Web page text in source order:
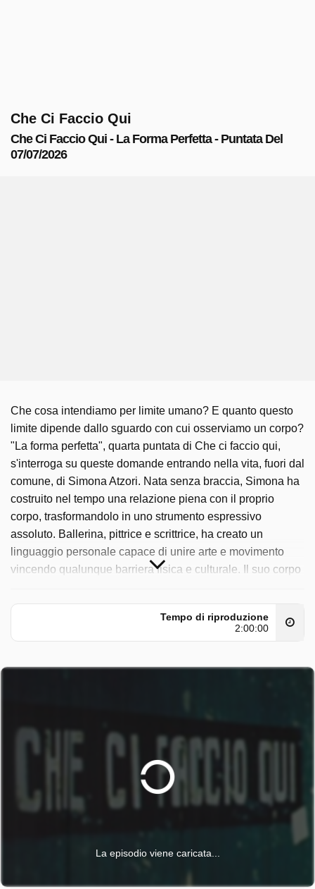
Che Ci Faccio Qui
Che Ci Faccio Qui - La Forma Perfetta - Puntata Del
07/07/2026
Che cosa intendiamo per limite umano? E quanto questo
limite dipende dallo sguardo con cui osserviamo un corpo?
"La forma perfetta", quarta puntata di Che ci faccio qui,
s'interroga su queste domande entrando nella vita, fuori dal
comune, di Simona Atzori. Nata senza braccia, Simona ha
costruito nel tempo una relazione piena con il proprio
corpo, trasformandolo in uno strumento espressivo
assoluto. Ballerina, pittrice e scrittrice, ha creato un
linguaggio personale capace di unire arte e movimento
vincendo qualunque barriera fisica e culturale. Il suo corpo
nella disciplina, nella ripetizione quotidiana, prende forma
un equilibrio che non elimina il limite, ma lo attraversa.
Domenico Iannacone, si muove dentro questa esperienza,
limite. Ad accoglierlo sono i luoghi della sua vita: la casa,
gli spazi del lavoro artistico, la dimensione più intima dei
ricordi. Un viaggio profondo, a tratti commovente, in cui
talento e fragilità si intrecciano senza separarsi. "La forma
perfetta", mette in discussione il nostro sguardo. Non offre
possibilità, bellezza.
Tempo di riproduzione
2:00:00
La episodio viene caricata...